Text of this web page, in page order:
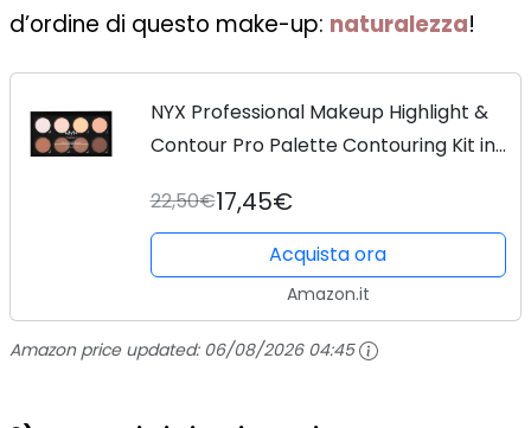
d’ordine di questo make-up: naturalezza!
NYX Professional Makeup Highlight &
Contour Pro Palette Contouring Kit in
Perlescenti
22,50€17,45€
Acquista ora
Amazon.it
Amazon price updated: 06/08/2026 04:45